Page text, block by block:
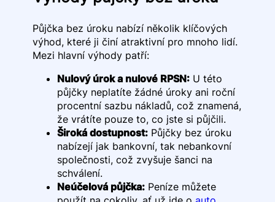
Půjčka bez úroku nabízí několik klíčových
výhod, které ji činí atraktivní pro mnoho lidí.
Mezi hlavní výhody patří:
Nulový úrok a nulové RPSN:U této
půjčky neplatíte žádné úroky ani roční
procentní sazbu nákladů, což znamená,
že vrátíte pouze to, co jste si půjčili.
Široká dostupnost:Půjčky bez úroku
nabízejí jak bankovní, tak nebankovní
společnosti, což zvyšuje šanci na
schválení.
Neúčelová půjčka:Peníze můžete